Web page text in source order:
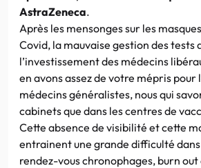
AstraZeneca.
Après les mensonges sur les
Covid, la mauvaise gestion des
l’investissement des médecins
en avons assez de votre mépris
médecins généralistes, nous qui
cabinets que dans les centres de
Cette absence de visibilité et cette
entrainent une grande difficulté
rendez-vous chronophages, burn